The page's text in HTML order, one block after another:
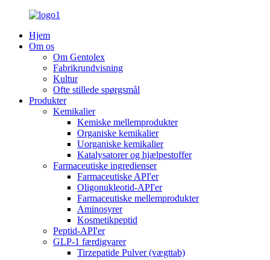
Hjem
Om os
Om Gentolex
Fabrikrundvisning
Kultur
Ofte stillede spørgsmål
Produkter
Kemikalier
Kemiske mellemprodukter
Organiske kemikalier
Uorganiske kemikalier
Katalysatorer og hjælpestoffer
Farmaceutiske ingredienser
Farmaceutiske API'er
Oligonukleotid-API'er
Farmaceutiske mellemprodukter
Aminosyrer
Kosmetikpeptid
Peptid-API'er
GLP-1 færdigvarer
Tirzepatide Pulver (vægttab)